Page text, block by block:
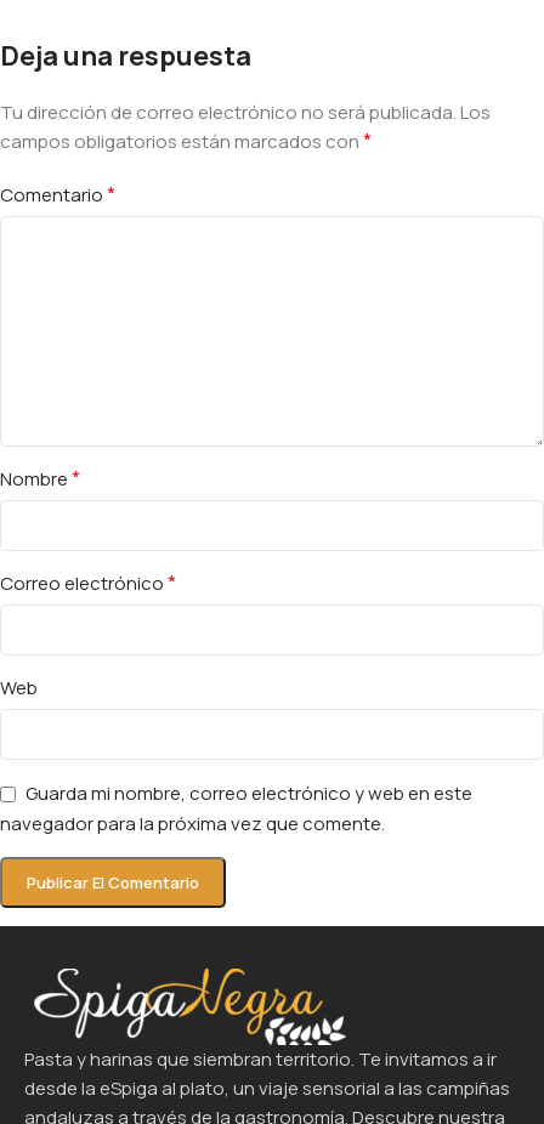
Deja una respuesta
Tu dirección de correo electrónico no será publicada.Los
campos obligatorios están marcados con*
Comentario*
Nombre*
Correo electrónico*
Web
Guarda mi nombre, correo electrónico y web en este
navegador para la próxima vez que comente.
Alternative:
Pasta y harinas que siembran territorio. Te invitamos a ir
desde la eSpiga al plato, un viaje sensorial a las campiñas
andaluzas a través de la gastronomía. Descubre nuestra